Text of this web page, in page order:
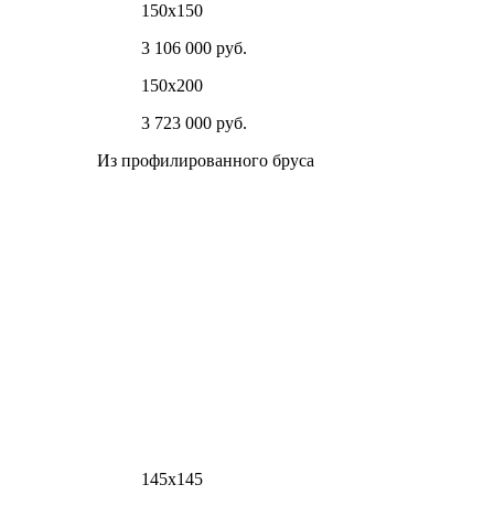
150х150
3 106 000 руб.
150х200
3 723 000 руб.
Из профилированного бруса
145х145